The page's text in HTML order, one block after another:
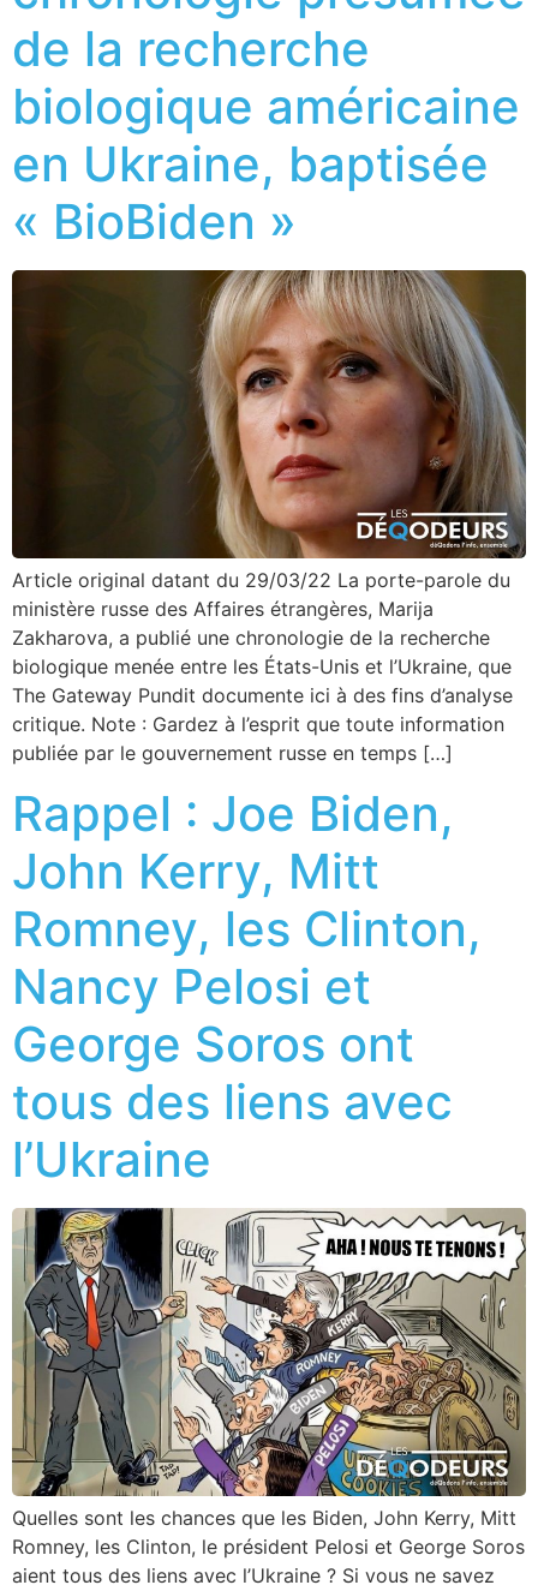
de la recherche
biologique américaine
en Ukraine, baptisée
« BioBiden »
Article original datant du 29/03/22 La porte-parole du
ministère russe des Affaires étrangères, Marija
Zakharova, a publié une chronologie de la recherche
biologique menée entre les États-Unis et l’Ukraine, que
The Gateway Pundit documente ici à des fins d’analyse
critique. Note : Gardez à l’esprit que toute information
publiée par le gouvernement russe en temps […]
Rappel : Joe Biden,
John Kerry, Mitt
Romney, les Clinton,
Nancy Pelosi et
George Soros ont
tous des liens avec
l’Ukraine
Quelles sont les chances que les Biden, John Kerry, Mitt
Romney, les Clinton, le président Pelosi et George Soros
aient tous des liens avec l’Ukraine ? Si vous ne savez